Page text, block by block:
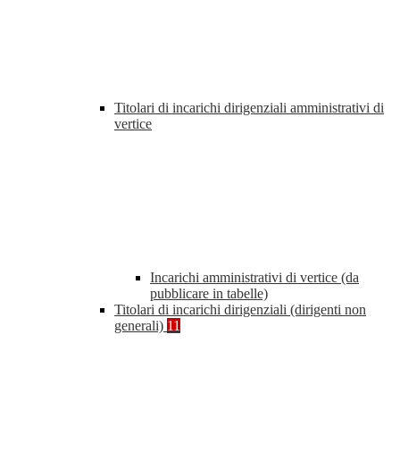
Titolari di incarichi dirigenziali amministrativi di
vertice
Incarichi amministrativi di vertice (da
pubblicare in tabelle)
Titolari di incarichi dirigenziali (dirigenti non
generali) 11